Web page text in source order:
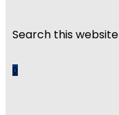
Search this website
0